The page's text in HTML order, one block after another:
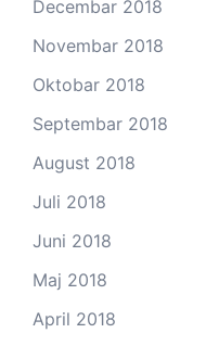
Decembar 2018
Novembar 2018
Oktobar 2018
Septembar 2018
August 2018
Juli 2018
Juni 2018
Maj 2018
April 2018